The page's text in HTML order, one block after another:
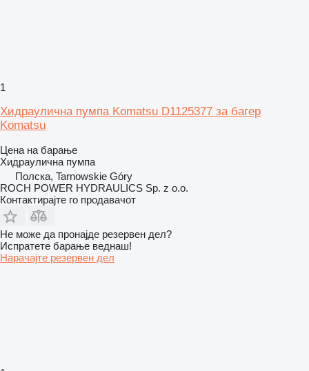
1
Хидраулична пумпа Komatsu D1125377 за багер
Komatsu
Цена на барање
Хидраулична пумпа
Полска, Tarnowskie Góry
ROCH POWER HYDRAULICS Sp. z o.o.
Контактирајте го продавачот
Не може да пронајде резервен дел?
Испратете барање веднаш!
Нарачајте резервен дел